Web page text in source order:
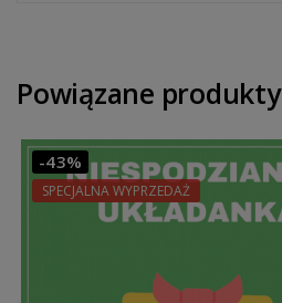
Powiązane produkty
-43%
SPECJALNA WYPRZEDAŻ